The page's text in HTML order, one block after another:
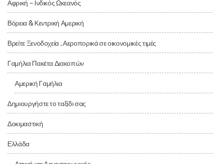
Αφρική – Ινδικός Ωκεανός
Βόρεια & Κεντρική Αμερική
Βρείτε Ξενοδοχεία , Αεροπορικά σε οικονομικές τιμές
Γαμήλια Πακέτα Διακοπών
Αμερική Γαμήλια
Δημιουργήστε το ταξίδι σας
Δοκιμαστική
Ελλάδα